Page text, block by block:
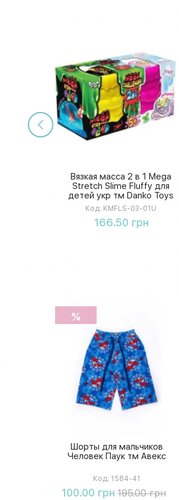
Вязкая масса 2 в 1 Mega
Stretch Slime Fluffy для
детей укр тм Danko Toys
KMFLS-03-01U
Код: KMFLS-03-01U
166.50 грн
%
Шорты для мальчиков
Человек Паук тм Авекс
Код: 1584-41
100.00 грн 195.00 грн
Купить